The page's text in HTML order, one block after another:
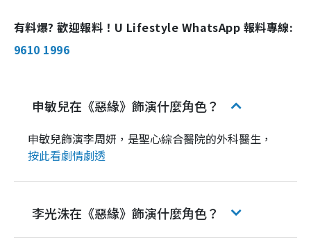
有料爆? 歡迎報料！U Lifestyle WhatsApp 報料專線:
9610 1996
申敏兒在《惡緣》飾演什麼角色？
申敏兒飾演李周妍，是聖心綜合醫院的外科醫生，
按此看劇情劇透
李光洙在《惡緣》飾演什麼角色？